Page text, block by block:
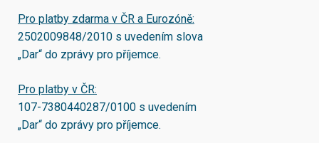
Pro platby zdarma v ČR a Eurozóně:
2502009848/2010 s uvedením slova
„Dar“ do zprávy pro příjemce.
Pro platby v ČR:
107-7380440287/0100 s uvedením
„Dar“ do zprávy pro příjemce.